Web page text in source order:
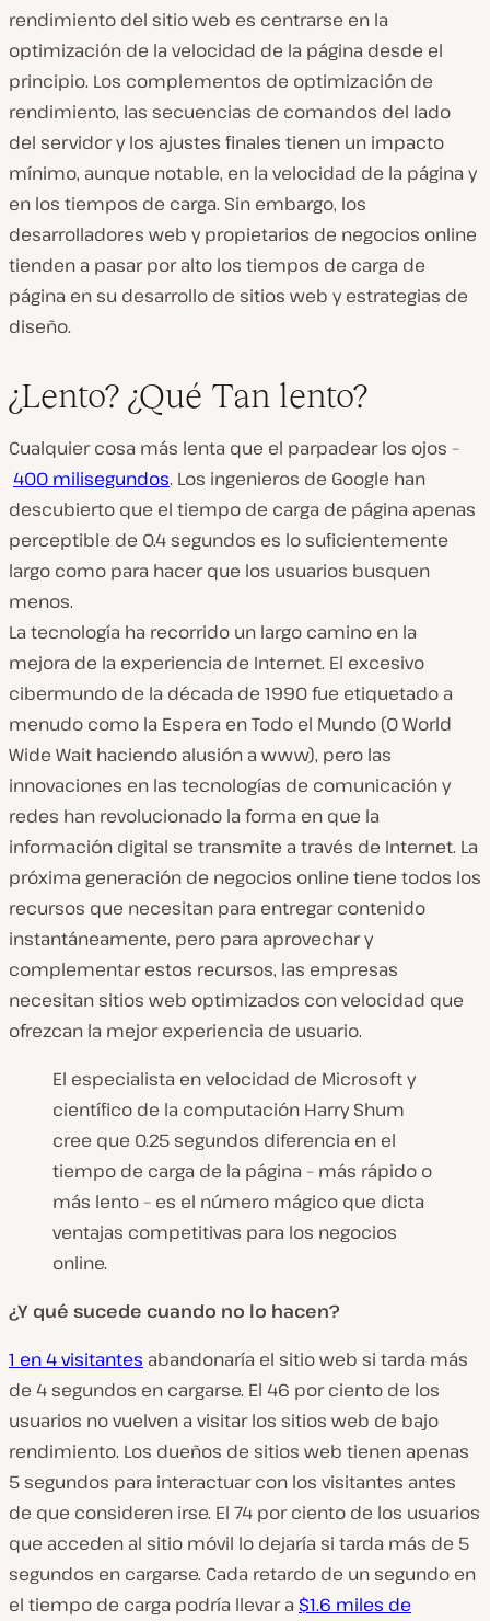
rendimiento del sitio web es centrarse en la
optimización de la velocidad de la página desde el
principio. Los complementos de optimización de
rendimiento, las secuencias de comandos del lado
del servidor y los ajustes finales tienen un impacto
mínimo, aunque notable, en la velocidad de la página y
en los tiempos de carga. Sin embargo, los
desarrolladores web y propietarios de negocios online
tienden a pasar por alto los tiempos de carga de
página en su desarrollo de sitios web y estrategias de
diseño.
¿Lento? ¿Qué Tan lento?
Cualquier cosa más lenta que el parpadear los ojos –
400 milisegundos. Los ingenieros de Google han
descubierto que el tiempo de carga de página apenas
perceptible de 0.4 segundos es lo suficientemente
largo como para hacer que los usuarios busquen
menos.
La tecnología ha recorrido un largo camino en la
mejora de la experiencia de Internet. El excesivo
cibermundo de la década de 1990 fue etiquetado a
menudo como la Espera en Todo el Mundo (O World
Wide Wait haciendo alusión a www), pero las
innovaciones en las tecnologías de comunicación y
redes han revolucionado la forma en que la
información digital se transmite a través de Internet. La
próxima generación de negocios online tiene todos los
recursos que necesitan para entregar contenido
instantáneamente, pero para aprovechar y
complementar estos recursos, las empresas
necesitan sitios web optimizados con velocidad que
ofrezcan la mejor experiencia de usuario.
El especialista en velocidad de Microsoft y
científico de la computación Harry Shum
cree que 0.25 segundos diferencia en el
tiempo de carga de la página – más rápido o
más lento – es el número mágico que dicta
ventajas competitivas para los negocios
online.
¿Y qué sucede cuando no lo hacen?
1 en 4 visitantes abandonaría el sitio web si tarda más
de 4 segundos en cargarse. El 46 por ciento de los
usuarios no vuelven a visitar los sitios web de bajo
rendimiento. Los dueños de sitios web tienen apenas
5 segundos para interactuar con los visitantes antes
de que consideren irse. El 74 por ciento de los usuarios
que acceden al sitio móvil lo dejaría si tarda más de 5
segundos en cargarse. Cada retardo de un segundo en
el tiempo de carga podría llevar a $1.6 miles de